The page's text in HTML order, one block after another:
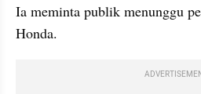
Ia meminta publik menunggu
Honda.